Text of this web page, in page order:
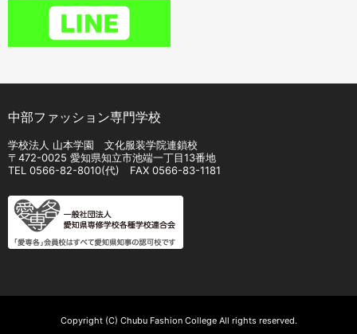
中部ファッション専門学校
学校法人 山本学園 文化服装学院連鎖校
〒472-0025 愛知県知立市池端一丁目13番地
TEL 0566-82-8010(代) FAX 0566-83-1181
Copyright (C) Chubu Fashion College All rights reserved.